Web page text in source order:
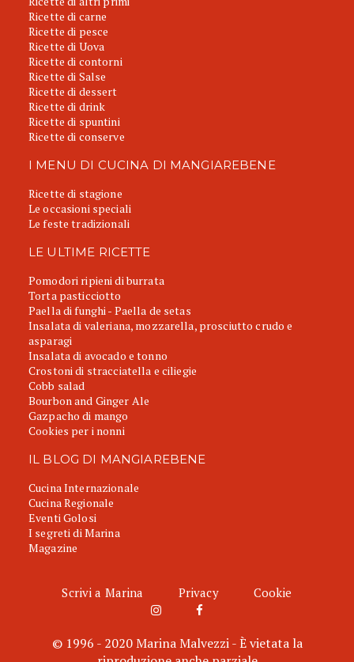
Ricette di carne
Ricette di pesce
Ricette di Uova
Ricette di contorni
Ricette di Salse
Ricette di dessert
Ricette di drink
Ricette di spuntini
Ricette di conserve
I MENU DI CUCINA DI MANGIAREBENE
Ricette di stagione
Le occasioni speciali
Le feste tradizionali
LE ULTIME RICETTE
Pomodori ripieni di burrata
Torta pasticciotto
Paella di funghi - Paella de setas
Insalata di valeriana, mozzarella, prosciutto crudo e
asparagi
Insalata di avocado e tonno
Crostoni di stracciatella e ciliegie
Cobb salad
Bourbon and Ginger Ale
Gazpacho di mango
Cookies per i nonni
IL BLOG DI MANGIAREBENE
Cucina Internazionale
Cucina Regionale
Eventi Golosi
I segreti di Marina
Magazine
Scrivi a Marina Privacy Cookie
© 1996 - 2020 Marina Malvezzi - È vietata la